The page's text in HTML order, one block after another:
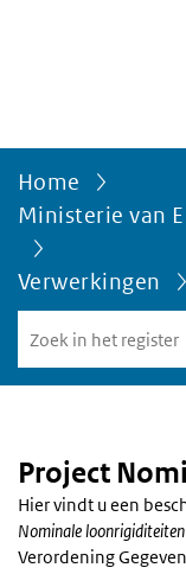
Home
Ministerie van
Verwerkingen
in
het
Project
Hier vindt u een
Nominale loonrigiditeiten
Verordening